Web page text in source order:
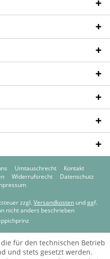
Umtauschrecht
Kontakt
Widerrufsrecht
Datenschutz
zzgl. Versandkosten und ggf.
nicht anders beschrieben
für den technischen Betrieb
und stets gesetzt werden.